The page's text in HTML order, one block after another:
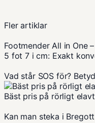
Fler artiklar
Footmender All in One
5 fot 7 i cm: Exakt
Vad står SOS för?
Bäst pris på rörligt
Kan man steka i